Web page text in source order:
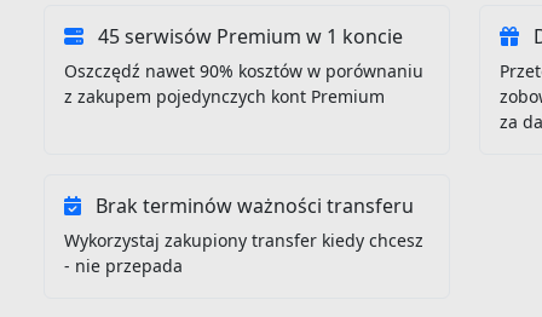
45 serwisów Premium w 1 koncie
Oszczędź nawet 90% kosztów w porównaniu
z zakupem pojedynczych kont Premium
za
Brak terminów ważności transferu
Wykorzystaj zakupiony transfer kiedy chcesz
- nie przepada